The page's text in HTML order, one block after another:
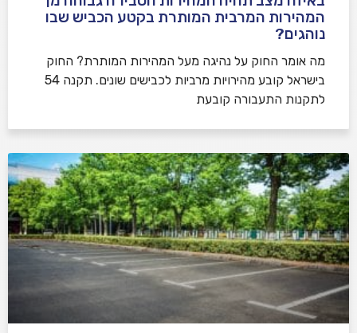
המהירות המרבית המותרת בקטע הכביש שבו
נוהגים?
​מה אומר החוק על נהיגה מעל המהירות המותרת? החוק
בישראל קובע מהירויות מרביות לכבישים שונים. תקנה 54
לתקנות התעבורה קובעת